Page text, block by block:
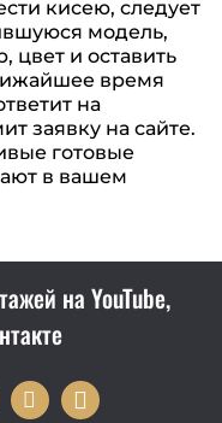
кисею, следует
модель,
цвет и оставить
время
на
заявку на сайте.
готовые
в вашем
на YouTube,